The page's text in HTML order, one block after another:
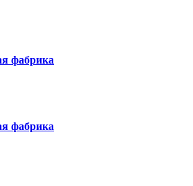
фабрика
фабрика